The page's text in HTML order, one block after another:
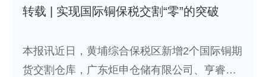
转载 | 实现国际铜保税交割“零”的突破
本报讯近日，黄埔综合保税区新增2个国际铜期
货交割仓库，广东炬申仓储有限公司、亨睿保